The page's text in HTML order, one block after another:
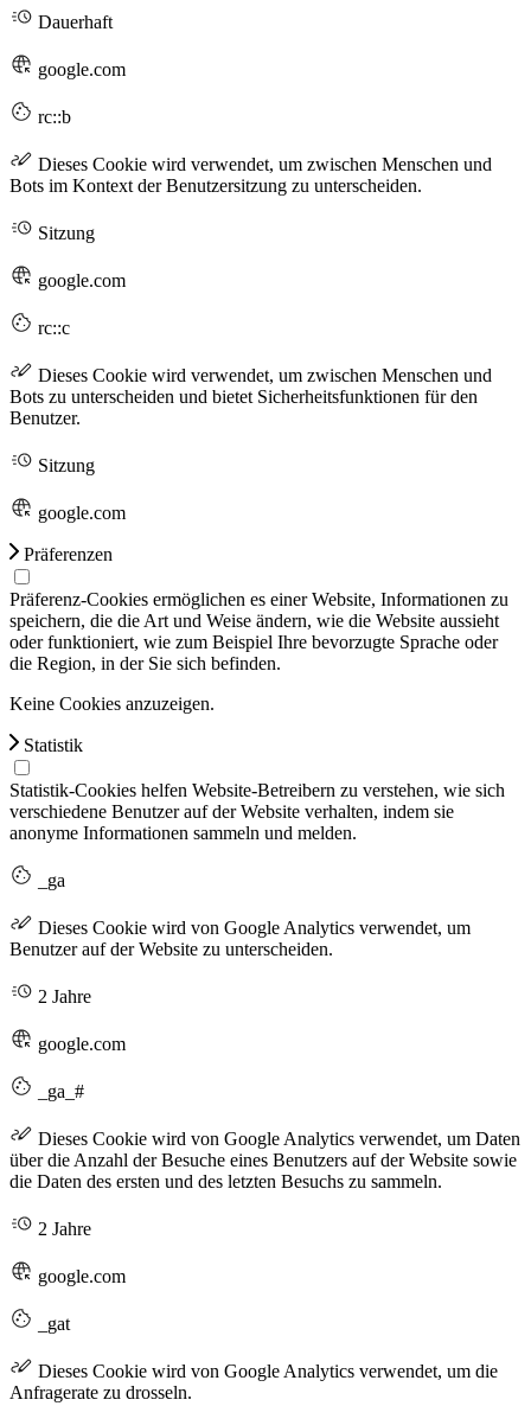
Dauerhaft
google.com
rc::b
Dieses Cookie wird verwendet, um zwischen Menschen und
Bots im Kontext der Benutzersitzung zu unterscheiden.
Sitzung
google.com
rc::c
Dieses Cookie wird verwendet, um zwischen Menschen und
Bots zu unterscheiden und bietet Sicherheitsfunktionen für den
Benutzer.
Sitzung
google.com
Präferenzen
Präferenz-Cookies ermöglichen es einer Website, Informationen zu
speichern, die die Art und Weise ändern, wie die Website aussieht
oder funktioniert, wie zum Beispiel Ihre bevorzugte Sprache oder
die Region, in der Sie sich befinden.
Keine Cookies anzuzeigen.
Statistik
Statistik-Cookies helfen Website-Betreibern zu verstehen, wie sich
verschiedene Benutzer auf der Website verhalten, indem sie
anonyme Informationen sammeln und melden.
_ga
Dieses Cookie wird von Google Analytics verwendet, um
Benutzer auf der Website zu unterscheiden.
2 Jahre
google.com
_ga_#
Dieses Cookie wird von Google Analytics verwendet, um Daten
über die Anzahl der Besuche eines Benutzers auf der Website sowie
die Daten des ersten und des letzten Besuchs zu sammeln.
2 Jahre
google.com
_gat
Dieses Cookie wird von Google Analytics verwendet, um die
Anfragerate zu drosseln.